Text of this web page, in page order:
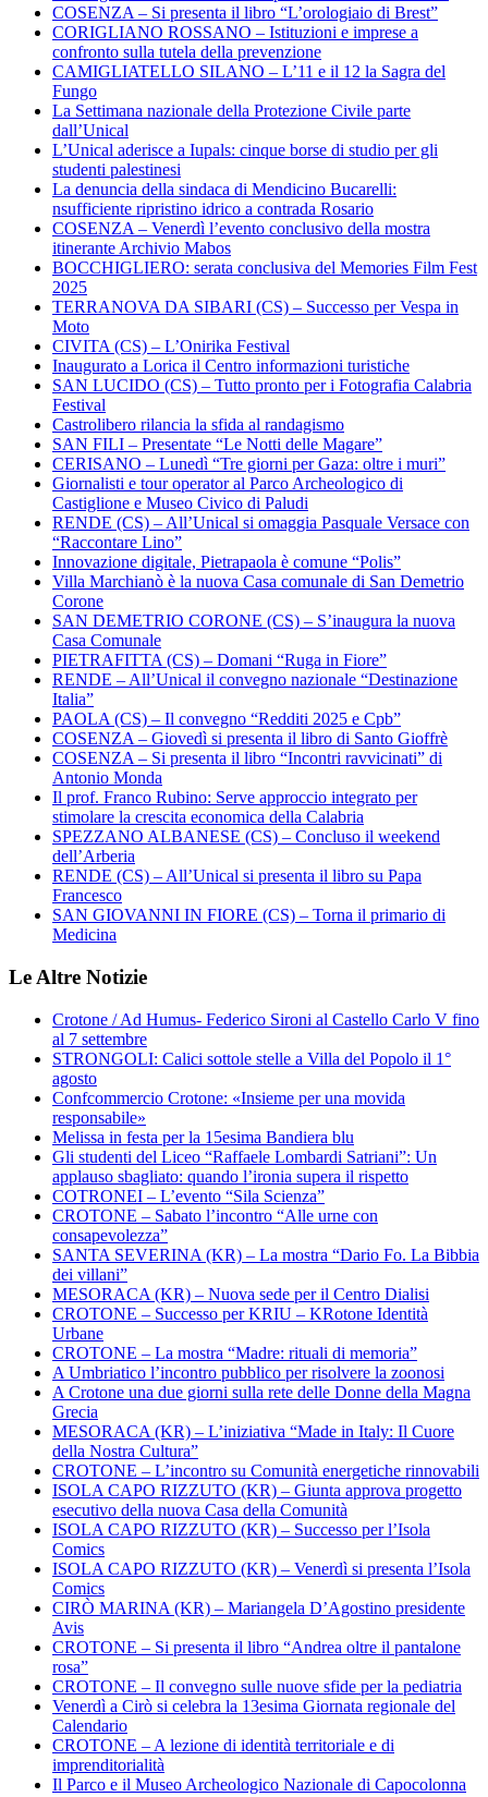
COSENZA – Si presenta il libro “L’orologiaio di Brest”
CORIGLIANO ROSSANO – Istituzioni e imprese a
confronto sulla tutela della prevenzione
CAMIGLIATELLO SILANO – L’11 e il 12 la Sagra del
Fungo
La Settimana nazionale della Protezione Civile parte
dall’Unical
L’Unical aderisce a Iupals: cinque borse di studio per gli
studenti palestinesi
La denuncia della sindaca di Mendicino Bucarelli:
nsufficiente ripristino idrico a contrada Rosario
COSENZA – Venerdì l’evento conclusivo della mostra
itinerante Archivio Mabos
BOCCHIGLIERO: serata conclusiva del Memories Film Fest
2025
TERRANOVA DA SIBARI (CS) – Successo per Vespa in
Moto
CIVITA (CS) – L’Onirika Festival
Inaugurato a Lorica il Centro informazioni turistiche
SAN LUCIDO (CS) – Tutto pronto per i Fotografia Calabria
Festival
Castrolibero rilancia la sfida al randagismo
SAN FILI – Presentate “Le Notti delle Magare”
CERISANO – Lunedì “Tre giorni per Gaza: oltre i muri”
Giornalisti e tour operator al Parco Archeologico di
Castiglione e Museo Civico di Paludi
RENDE (CS) – All’Unical si omaggia Pasquale Versace con
“Raccontare Lino”
Innovazione digitale, Pietrapaola è comune “Polis”
Villa Marchianò è la nuova Casa comunale di San Demetrio
Corone
SAN DEMETRIO CORONE (CS) – S’inaugura la nuova
Casa Comunale
PIETRAFITTA (CS) – Domani “Ruga in Fiore”
RENDE – All’Unical il convegno nazionale “Destinazione
Italia”
PAOLA (CS) – Il convegno “Redditi 2025 e Cpb”
COSENZA – Giovedì si presenta il libro di Santo Gioffrè
COSENZA – Si presenta il libro “Incontri ravvicinati” di
Antonio Monda
Il prof. Franco Rubino: Serve approccio integrato per
stimolare la crescita economica della Calabria
SPEZZANO ALBANESE (CS) – Concluso il weekend
dell’Arberia
RENDE (CS) – All’Unical si presenta il libro su Papa
Francesco
SAN GIOVANNI IN FIORE (CS) – Torna il primario di
Medicina
Le Altre Notizie
Crotone / Ad Humus- Federico Sironi al Castello Carlo V fino
al 7 settembre
STRONGOLI: Calici sottole stelle a Villa del Popolo il 1°
agosto
Confcommercio Crotone: «Insieme per una movida
responsabile»
Melissa in festa per la 15esima Bandiera blu
Gli studenti del Liceo “Raffaele Lombardi Satriani”: Un
applauso sbagliato: quando l’ironia supera il rispetto
COTRONEI – L’evento “Sila Scienza”
CROTONE – Sabato l’incontro “Alle urne con
consapevolezza”
SANTA SEVERINA (KR) – La mostra “Dario Fo. La Bibbia
dei villani”
MESORACA (KR) – Nuova sede per il Centro Dialisi
CROTONE – Successo per KRIU – KRotone Identità
Urbane
CROTONE – La mostra “Madre: rituali di memoria”
A Umbriatico l’incontro pubblico per risolvere la zoonosi
A Crotone una due giorni sulla rete delle Donne della Magna
Grecia
MESORACA (KR) – L’iniziativa “Made in Italy: Il Cuore
della Nostra Cultura”
CROTONE – L’incontro su Comunità energetiche rinnovabili
ISOLA CAPO RIZZUTO (KR) – Giunta approva progetto
esecutivo della nuova Casa della Comunità
ISOLA CAPO RIZZUTO (KR) – Successo per l’Isola
Comics
ISOLA CAPO RIZZUTO (KR) – Venerdì si presenta l’Isola
Comics
CIRÒ MARINA (KR) – Mariangela D’Agostino presidente
Avis
CROTONE – Si presenta il libro “Andrea oltre il pantalone
rosa”
CROTONE – Il convegno sulle nuove sfide per la pediatria
Venerdì a Cirò si celebra la 13esima Giornata regionale del
Calendario
CROTONE – A lezione di identità territoriale e di
imprenditorialità
Il Parco e il Museo Archeologico Nazionale di Capocolonna